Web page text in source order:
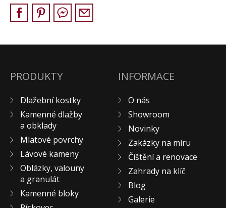
BERA GRAVEL FIX
Terazzo
DLAŽEBNÍ KOSTKY
MLATOVÉ POVRCHY
ZAKÁZKY NA MÍRU
VÝPRODEJ
NOVINKY
BLOG
KONTAKT
PRODUKTY
Dlažební kostky
Kamenné dlažby
a obklady
Mlatové povrchy
Lávové kameny
Oblázky, valouny
a granulát
Kamenné bloky
INFORMACE
O nás
Showroom
Novinky
Zakázky na míru
Čištění a renovace
Zahrady na klíč
Blog
Galerie